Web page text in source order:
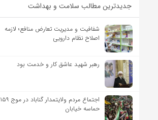
جدیدترین مطالب سلامت و بهداشت
شفافیت و مدیریت تعارض منافع؛ لازمه
اصلاح نظام دارویی
رهبر شهید عاشق کار و خدمت بود
اجتماع مردم ولایتمدار گناباد در موج ۱۵۹
حماسه خیابان